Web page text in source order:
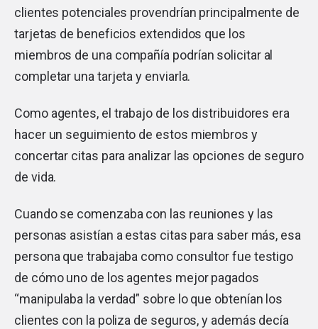
clientes potenciales provendrían principalmente de
tarjetas de beneficios extendidos que los
miembros de una compañía podrían solicitar al
completar una tarjeta y enviarla.
Como agentes, el trabajo de los distribuidores era
hacer un seguimiento de estos miembros y
concertar citas para analizar las opciones de seguro
de vida.
Cuando se comenzaba con las reuniones y las
personas asistían a estas citas para saber más, esa
persona que trabajaba como consultor fue testigo
de cómo uno de los agentes mejor pagados
“manipulaba la verdad” sobre lo que obtenían los
clientes con la poliza de seguros, y además decía